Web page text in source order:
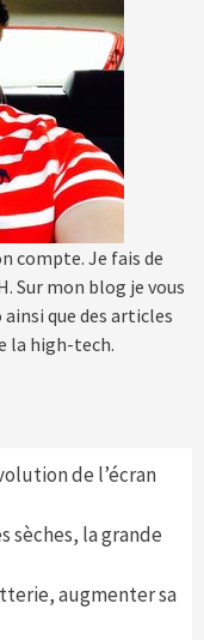
compte. Je fais de
Sur mon blog je vous
que des articles
la high-tech.
de l’écran
sèches, la grande
augmenter sa